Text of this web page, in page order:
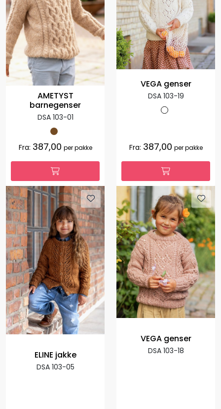
AMETYST
barnegenser
DSA 103-01
Fra: 387,00 per pakke
VEGA genser
DSA 103-19
Fra: 387,00 per pakke
ELINE jakke
DSA 103-05
VEGA genser
DSA 103-18